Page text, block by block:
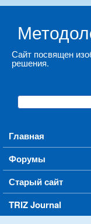
Сайт посвящен
решения.
Форма
Поиск
Main menu
Главная
Форумы
Старый сайт
TRIZ Journal